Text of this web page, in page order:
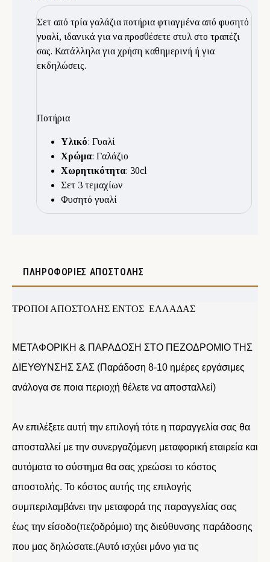
Σετ από τρία γαλάζια ποτήρια φτιαγμένα από φυσητό
γυαλί, ιδανικά για να προσθέσετε στυλ στο τραπέζι
σας. Κατάλληλα για χρήση καθημερινή ή για
εκδηλώσεις.
Ποτήρια
Υλικό: Γυαλί
Χρώμα: Γαλάζιο
Χωρητικότητα: 30cl
Σετ 3 τεμαχίων
Φυσητό γυαλί
ΠΛΗΡΟΦΟΡΊΕΣ ΑΠΟΣΤΟΛΉΣ
ΤΡΟΠΟΙ ΑΠΟΣΤΟΛΗΣ ΕΝΤΟΣ ΕΛΛΑΔΑΣ
ΜΕΤΑΦΟΡΙΚΗ & ΠΑΡΑΔΟΣΗ ΣΤΟ ΠΕΖΟΔΡΟΜΙΟ ΤΗΣ
ΔΙΕΥΘΥΝΣΗΣ ΣΑΣ (Παράδοση 8-10 ημέρες εργάσιμες
ανάλογα σε ποια περιοχή θέλετε να αποσταλλεί)
Αν επιλέξετε αυτή την επιλογή τότε η παραγγελία σας θα
αποσταλλεί με την συνεργαζόμενη μεταφορική εταιρεία και
αυτόματα το σύστημα θα σας χρεώσει το κόστος
αποστολής. Το κόστος αυτής της επιλογής
συμπεριλαμβάνει την μεταφορά της παραγγελίας σας
έως την είσοδο(πεζοδρόμιο) της διεύθυνσης παράδοσης
που μας δηλώσατε.(Αυτό ισχύει μόνο για τις